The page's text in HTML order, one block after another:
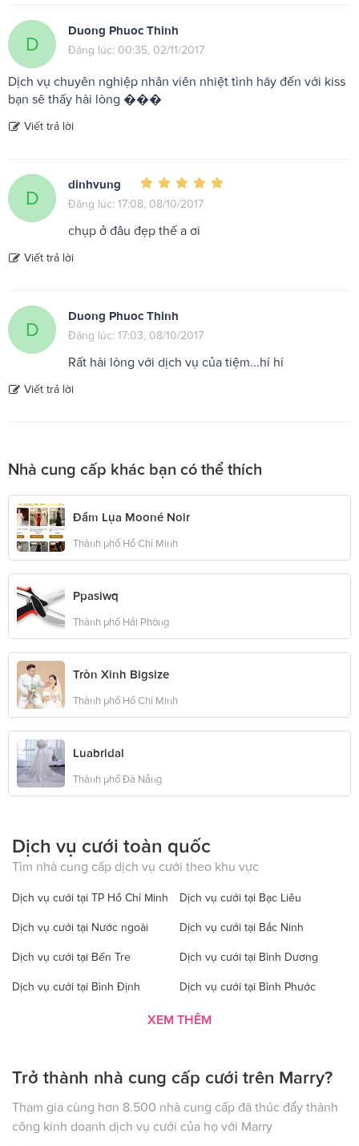
D
Duong Phuoc Thinh
Đăng lúc: 00:35, 02/11/2017
Dịch vụ chuyên nghiệp nhân viên nhiệt tình hãy đến với kiss
bạn sẽ thấy hài lòng ���
Viết trả lời
D
dinhvung
Đăng lúc: 17:08, 08/10/2017
chụp ở đâu đẹp thế a ơi
Viết trả lời
D
Duong Phuoc Thinh
Đăng lúc: 17:03, 08/10/2017
Rất hài lòng với dịch vụ của tiệm...hí hí
Viết trả lời
Nhà cung cấp khác bạn có thể thích
Đầm Lụa Mooné Noir
Thành phố Hồ Chí Minh
Ppasiwq
Thành phố Hải Phòng
Tròn Xinh Bigsize
Thành phố Hồ Chí Minh
Luabridal
Thành phố Đà Nẵng
Dịch vụ cưới toàn quốc
Tìm nhà cung cấp dịch vụ cưới theo khu vực
Dịch vụ cưới tại TP Hồ Chí Minh Dịch vụ cưới tại Bạc Liêu
Dịch vụ cưới tại Nước ngoài Dịch vụ cưới tại Bắc Ninh
Dịch vụ cưới tại Bến Tre Dịch vụ cưới tại Bình Dương
Dịch vụ cưới tại Bình Định Dịch vụ cưới tại Bình Phước
Dịch vụ cưới tại Bình Thuận Dịch vụ cưới tại Cà Mau
Dịch vụ cưới tại Hà Nội Dịch vụ cưới tại Đăk Nông
Dịch vụ cưới tại Điện Biên Dịch vụ cưới tại Đồng Nai
Dịch vụ cưới tại Đồng Tháp Dịch vụ cưới tại Gia Lai
XEM THÊM
Trở thành nhà cung cấp cưới trên Marry?
Tham gia cùng hơn 8.500 nhà cung cấp đã thúc đẩy thành
công kinh doanh dịch vụ cưới của họ với Marry